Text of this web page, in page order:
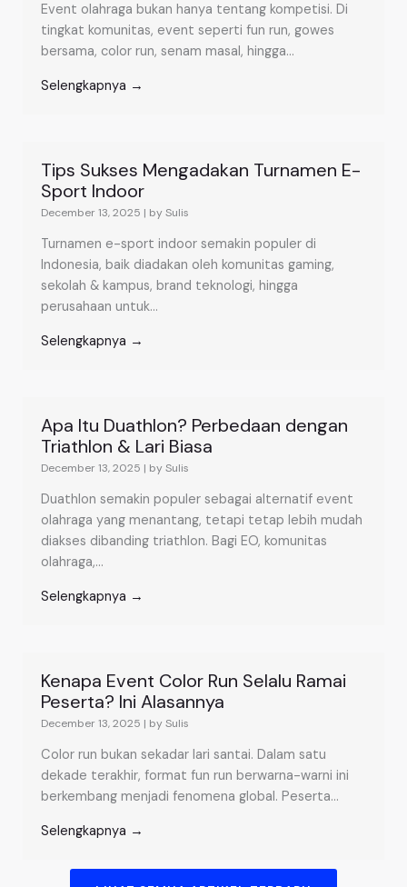
Event olahraga bukan hanya tentang kompetisi. Di
tingkat komunitas, event seperti fun run, gowes
bersama, color run, senam masal, hingga...
Selengkapnya →
Tips Sukses Mengadakan Turnamen E-
Sport Indoor
December 13, 2025 | by Sulis
Turnamen e-sport indoor semakin populer di
Indonesia, baik diadakan oleh komunitas gaming,
sekolah & kampus, brand teknologi, hingga
perusahaan untuk...
Selengkapnya →
Apa Itu Duathlon? Perbedaan dengan
Triathlon & Lari Biasa
December 13, 2025 | by Sulis
Duathlon semakin populer sebagai alternatif event
olahraga yang menantang, tetapi tetap lebih mudah
diakses dibanding triathlon. Bagi EO, komunitas
olahraga,...
Selengkapnya →
Kenapa Event Color Run Selalu Ramai
Peserta? Ini Alasannya
December 13, 2025 | by Sulis
Color run bukan sekadar lari santai. Dalam satu
dekade terakhir, format fun run berwarna-warni ini
berkembang menjadi fenomena global. Peserta...
Selengkapnya →